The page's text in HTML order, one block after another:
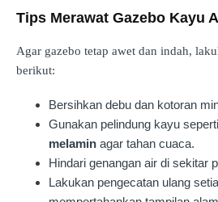
Tips Merawat Gazebo Kayu
Agar gazebo tetap awet dan indah,
berikut:
Bersihkan debu dan kotoran
Gunakan pelindung kayu seperti
melamin agar tahan cuaca.
Hindari genangan air di sekitar
Lakukan pengecatan ulang